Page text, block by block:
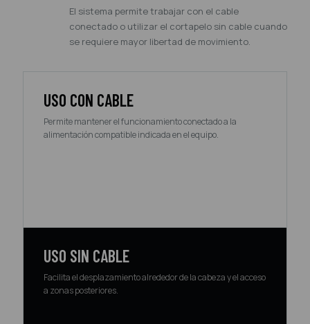
El sistema permite trabajar con el cable
conectado o utilizar el cortapelo sin cable cuando
se requiere mayor libertad de movimiento.
USO CON CABLE
Permite mantener el funcionamiento conectado a la
alimentación compatible indicada en el equipo.
USO SIN CABLE
Facilita el desplazamiento alrededor de la cabeza y el acceso
a zonas posteriores.